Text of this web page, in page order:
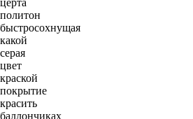
церта
политон
быстросохнущая
какой
серая
цвет
краской
покрытие
красить
баллончиках